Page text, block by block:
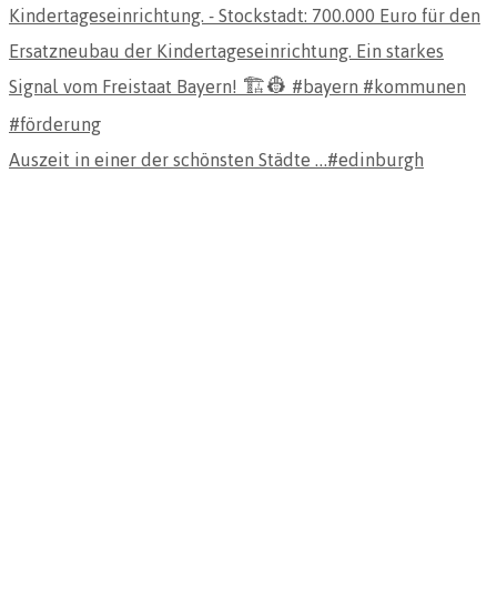
Auszeit in einer der schönsten Städte …#edinburgh